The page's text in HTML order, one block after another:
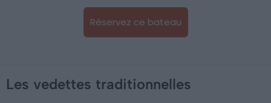
Réservez ce bateau
Les vedettes traditionnelles